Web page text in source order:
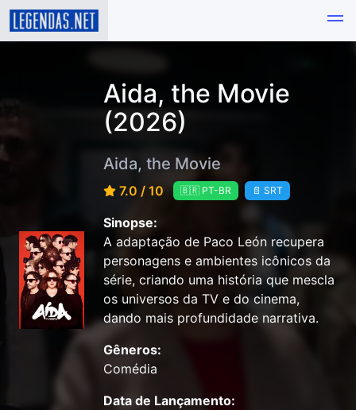
Aida, the Movie
(2026)
Aida, the Movie
7.0 / 10 🇧🇷 PT-BR 📄 SRT
Sinopse:
A adaptação de Paco León recupera
personagens e ambientes icônicos da
série, criando uma história que mescla
os universos da TV e do cinema,
dando mais profundidade narrativa.
Gêneros:
Comédia
Data de Lançamento: